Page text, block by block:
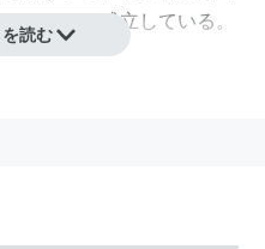
ルとして成立している。
読む